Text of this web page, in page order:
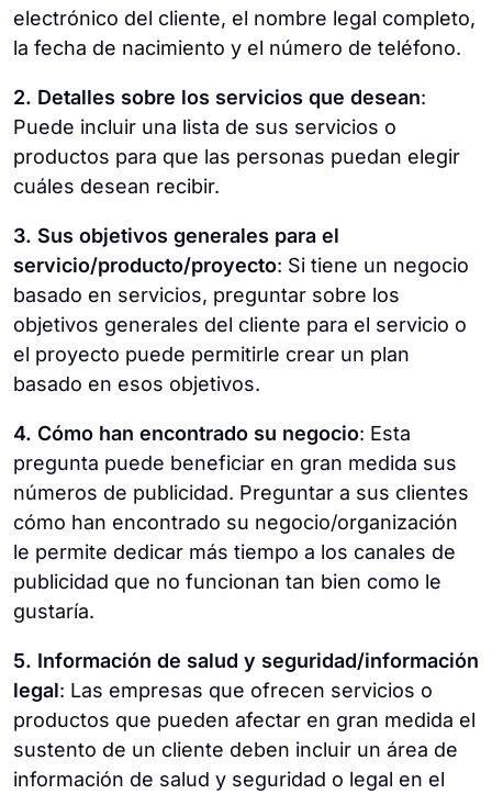
electrónico del cliente, el nombre legal completo,
la fecha de nacimiento y el número de teléfono.
2. Detalles sobre los servicios que desean:
Puede incluir una lista de sus servicios o
productos para que las personas puedan elegir
cuáles desean recibir.
3. Sus objetivos generales para el
servicio/producto/proyecto: Si tiene un negocio
basado en servicios, preguntar sobre los
objetivos generales del cliente para el servicio o
el proyecto puede permitirle crear un plan
basado en esos objetivos.
4. Cómo han encontrado su negocio: Esta
pregunta puede beneficiar en gran medida sus
números de publicidad. Preguntar a sus clientes
cómo han encontrado su negocio/organización
le permite dedicar más tiempo a los canales de
publicidad que no funcionan tan bien como le
gustaría.
5. Información de salud y seguridad/información
legal: Las empresas que ofrecen servicios o
productos que pueden afectar en gran medida el
sustento de un cliente deben incluir un área de
información de salud y seguridad o legal en el